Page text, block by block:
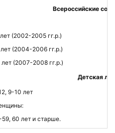
Всероссийские
(2002-2005 гг.р.)
(2004-2006 гг.р.)
(2007-2008 гг.р.)
Детская
9-10 лет
60 лет и старше.